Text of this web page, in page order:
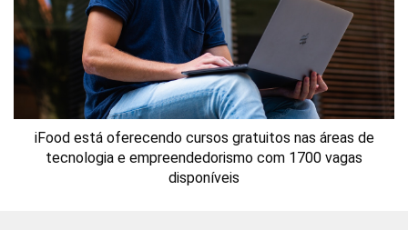
iFood está oferecendo cursos gratuitos nas áreas de
tecnologia e empreendedorismo com 1700 vagas
disponíveis